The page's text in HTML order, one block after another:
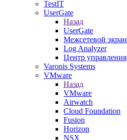
TestIT
UserGate
Назад
UserGate
Межсетевой экран
Log Analyzer
Центр управления
Varonis Systems
VMware
Назад
VMware
Airwatch
Cloud Foundation
Fusion
Horizon
NSX